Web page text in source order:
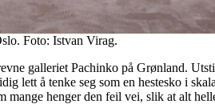
Foto: Istvan Virag.
galleriet Pachinko på Grønland.
lett å tenke seg som en hestesko i
henger den feil vei, slik at alt